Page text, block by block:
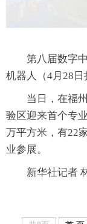
第八届数字中
机器人（4月28日
当日，在福州
验区迎来首个专
万平方米，有22
业参展。
新华社记者